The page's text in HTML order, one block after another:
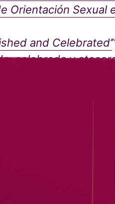
Orientación Sexual
and Celebrated’
celebrada y